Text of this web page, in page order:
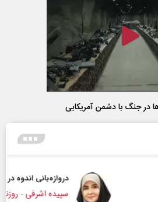
در جنگ با دشمن آمریکایی
اندوه در مسیر امید
اشرفی - روزنامه‌نگار